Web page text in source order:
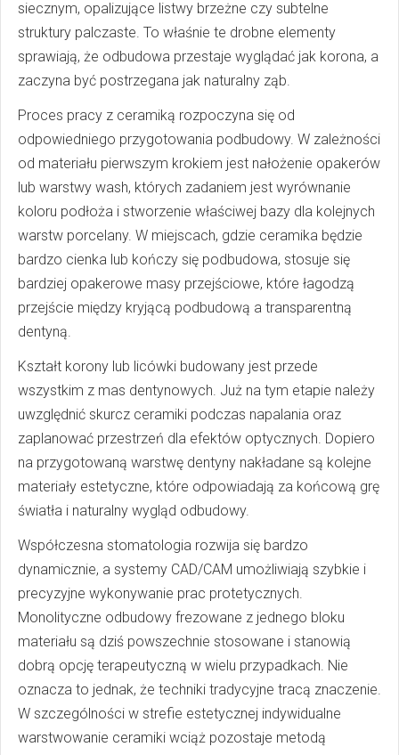
siecznym, opalizujące listwy brzeżne czy subtelne
struktury palczaste. To właśnie te drobne elementy
sprawiają, że odbudowa przestaje wyglądać jak korona, a
zaczyna być postrzegana jak naturalny ząb.
Proces pracy z ceramiką rozpoczyna się od
odpowiedniego przygotowania podbudowy. W zależności
od materiału pierwszym krokiem jest nałożenie opakerów
lub warstwy wash, których zadaniem jest wyrównanie
koloru podłoża i stworzenie właściwej bazy dla kolejnych
warstw porcelany. W miejscach, gdzie ceramika będzie
bardzo cienka lub kończy się podbudowa, stosuje się
bardziej opakerowe masy przejściowe, które łagodzą
przejście między kryjącą podbudową a transparentną
dentyną.
Kształt korony lub licówki budowany jest przede
wszystkim z mas dentynowych. Już na tym etapie należy
uwzględnić skurcz ceramiki podczas napalania oraz
zaplanować przestrzeń dla efektów optycznych. Dopiero
na przygotowaną warstwę dentyny nakładane są kolejne
materiały estetyczne, które odpowiadają za końcową grę
światła i naturalny wygląd odbudowy.
Współczesna stomatologia rozwija się bardzo
dynamicznie, a systemy CAD/CAM umożliwiają szybkie i
precyzyjne wykonywanie prac protetycznych.
Monolityczne odbudowy frezowane z jednego bloku
materiału są dziś powszechnie stosowane i stanowią
dobrą opcję terapeutyczną w wielu przypadkach. Nie
oznacza to jednak, że techniki tradycyjne tracą znaczenie.
W szczególności w strefie estetycznej indywidualne
warstwowanie ceramiki wciąż pozostaje metodą